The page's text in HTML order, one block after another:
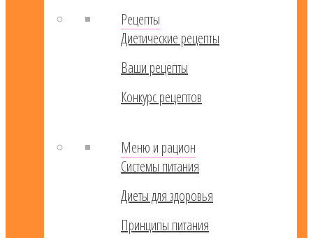
Рецепты
Диетические рецепты
Ваши рецепты
Конкурс рецептов
Меню и рацион
Системы питания
Диеты для здоровья
Принципы питания